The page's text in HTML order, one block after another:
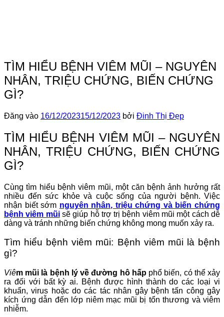
TÌM HIỂU BỆNH VIÊM MŨI – NGUYÊN
NHÂN, TRIỆU CHỨNG, BIẾN CHỨNG
GÌ?
Đăng vào 16/12/202315/12/2023 bởi Đinh Thị Đẹp
TÌM HIỂU BỆNH VIÊM MŨI – NGUYÊN
NHÂN, TRIỆU CHỨNG, BIẾN CHỨNG
GÌ?
Cùng tìm hiểu bệnh viêm mũi, một căn bệnh ảnh hưởng rất
nhiều đến sức khỏe và cuộc sống của người bệnh. Việc
nhận biết sớm nguyên nhân, triệu chứng và biến chứng
bệnh viêm mũisẽ giúp hỗ trợ trị bệnh viêm mũi một cách dễ
dàng và tránh những biến chứng không mong muốn xảy ra.
Tìm hiểu bệnh viêm mũi: Bệnh viêm mũi là bệnh
gì?
Viêm mũi là bệnh lý về đường hô hấpphổ biến, có thể xảy
ra đối với bất kỳ ai. Bệnh được hình thành do các loại vi
khuẩn, virus hoặc do các tác nhân gây bệnh tấn công gây
kích ứng dẫn đến lớp niêm mạc mũi bị tổn thương và viêm
nhiễm.